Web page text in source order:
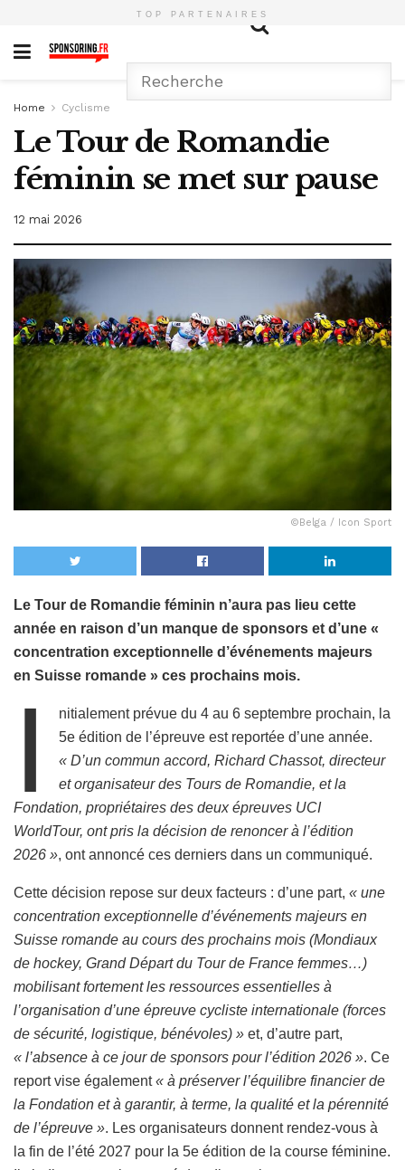
TOP PARTENAIRES
Home Cyclisme
Le Tour de Romandie
féminin se met sur pause
12 mai 2026
©Belga / Icon Sport
Le Tour de Romandie féminin n’aura pas lieu cette
année en raison d’un manque de sponsors et d’une «
concentration exceptionnelle d’événements majeurs
en Suisse romande » ces prochains mois.
I
nitialement prévue du 4 au 6 septembre prochain, la
5e édition de l’épreuve est reportée d’une année.
« D’un commun accord, Richard Chassot, directeur
et organisateur des Tours de Romandie, et la
Fondation, propriétaires des deux épreuves UCI
WorldTour, ont pris la décision de renoncer à l’édition
2026 », ont annoncé ces derniers dans un communiqué.
Cette décision repose sur deux facteurs : d’une part, « une
concentration exceptionnelle d’événements majeurs en
Suisse romande au cours des prochains mois (Mondiaux
de hockey, Grand Départ du Tour de France femmes…)
mobilisant fortement les ressources essentielles à
l’organisation d’une épreuve cycliste internationale (forces
de sécurité, logistique, bénévoles) » et, d’autre part,
« l’absence à ce jour de sponsors pour l’édition 2026 ». Ce
report vise également« à préserver l’équilibre financier de
la Fondation et à garantir, à terme, la qualité et la pérennité
de l’épreuve ». Les organisateurs donnent rendez-vous à
la fin de l’été 2027 pour la 5e édition de la course féminine.